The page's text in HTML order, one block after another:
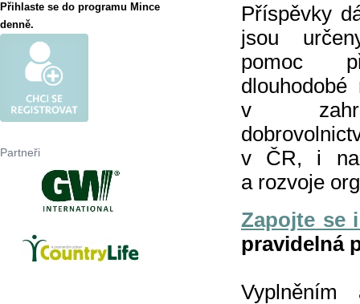
Přihlaste se do programu Mince
denně.
Partneři
Příspěvky
jsou
pomoc
dlouhodobé
v
v ČR, i na
a rozvoje
Zapojte se
pravidelná